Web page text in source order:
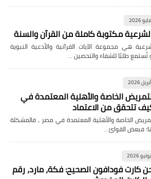
مكتوبة كاملة من القرآن والسنة
هي مجموعة الآيات القرآنية والأدعية النبوية
تُستمع طلبًا للشفاء والتحصين …
الخاصة والأهلية المعتمدة في
تتحقق من الاعتماد
الخاصة والأهلية المعتمدة في مصر ، فالمشكلة
فبعض القوائ…
كارت فودافون الصحيح: فكة، مارد، رقم